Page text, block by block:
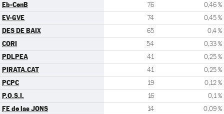
Eb-CenB 76 0,46 %
EV-GVE 74 0,45 %
DES DE BAIX 65 0,4 %
CORI 54 0,33 %
PDLPEA 41 0,25 %
PIRATA.CAT 41 0,25 %
PCPC 19 0,12 %
P.O.S.I. 16 0,1 %
FE de las JONS 14 0,09 %